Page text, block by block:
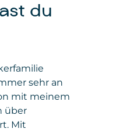
du
sehr an
mit meinem
über
Mit